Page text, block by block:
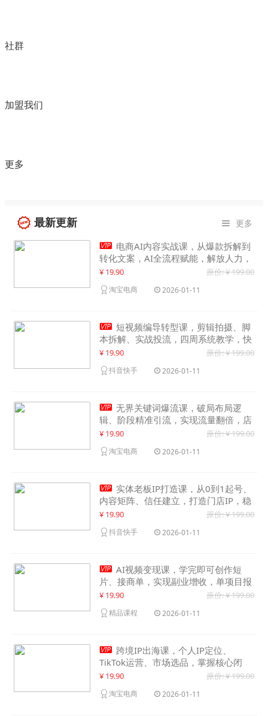
社群
加盟我们
更多
最新更新  更多
 电商AI内容实战课，从爆款拆解到
转化文案，AI全流程赋能，解放人力，
单月节省内容成本数万元
¥ 19.90 原价: ¥ 199.00
淘宝电商 2026-01-11
 短视频编导转型课，剪辑拍摄、脚
本拆解、实战投流，四周系统教学，快
速入行月入2w+
¥ 19.90 原价: ¥ 199.00
抖音快手 2026-01-11
 无界关键词爆流课，破局布局逻
辑、阶段精准引流，实现流量翻倍，店
铺业绩增长50%+
¥ 19.90 原价: ¥ 199.00
淘宝电商 2026-01-11
 实体老板IP打造课，从0到1起号、
内容矩阵、信任建立，打造门店IP，稳
定获客增收
¥ 19.90 原价: ¥ 199.00
抖音快手 2026-01-11
 AI视频变现课，学完即可创作短
片、接商单，实现副业增收，单项目报
价可达千元
¥ 19.90 原价: ¥ 199.00
精品课程 2026-01-11
 跨境IP出海课，个人IP定位、
TikTok运营、市场选品，掌握核心闭
环，实现月入1万美金+
¥ 19.90 原价: ¥ 199.00
淘宝电商 2026-01-11